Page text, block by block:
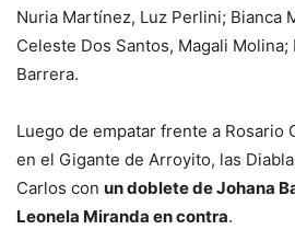
Nuria Martínez, Luz Perlini; Bianca
Celeste Dos Santos, Magali
Barrera.
Luego de empatar frente a Rosario
en el Gigante de Arroyito, las
Carlos con un doblete de Johana
Leonela Miranda en contra.